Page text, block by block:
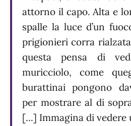
attorno il capo. Alta e
spalle la luce d’un
prigionieri corra
questa pensa di
muricciolo, come
burattinai pongono
per mostrare al di
[...] Immagina di